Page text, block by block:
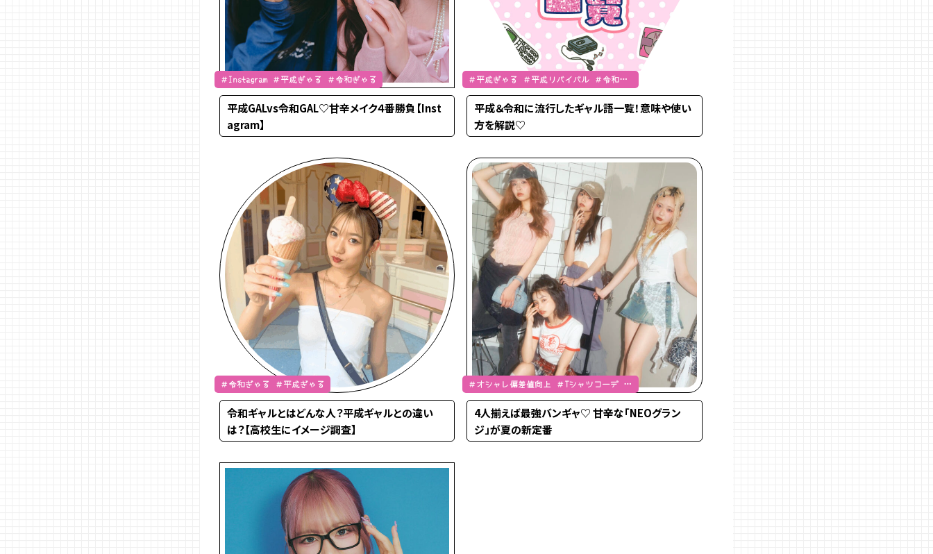
＃Instagram ＃平成ぎゃる ＃令和ぎゃる
平成GALvs令和GAL♡甘辛メイク４番勝負【Inst
agram】
＃平成ぎゃる ＃平成リバイバル ＃令和ぎ
ゃる
平成＆令和に流行したギャル語一覧！意味や使い
方を解説♡
＃令和ぎゃる ＃平成ぎゃる
令和ギャルとはどんな人？平成ギャルとの違い
は？【高校生にイメージ調査】
＃オシャレ偏差値向上 ＃Tシャツコーデ ＃
令和ぎゃる ＃SSトレンド
4人揃えば最強バンギャ♡ 甘辛な「NEOグラン
ジ」が夏の新定番